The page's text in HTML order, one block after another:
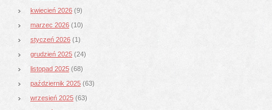
kwiecień 2026 (9)
marzec 2026 (10)
styczeń 2026 (1)
grudzień 2025 (24)
listopad 2025 (68)
październik 2025 (63)
wrzesień 2025 (63)